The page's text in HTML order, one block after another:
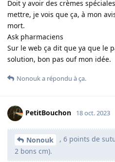
Doit y avoir des crèmes
mettre, je vois que ça, à mon
mort.
Ask pharmaciens
Sur le web ça dit que ya que le
solution, bon pas ouf mon idée.
Nonouka répondu à ça.
PetitBouchon 18 oct. 2023
Nonouk
, 6 points de
2 bons cm).